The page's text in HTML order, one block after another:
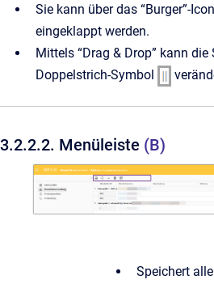
Sie kann über das “Burger”-
eingeklappt werden.
Mittels “Drag & Drop” kann die
Doppelstrich-Symbol
3.2.2.2. Menüleiste (B)
Speichert